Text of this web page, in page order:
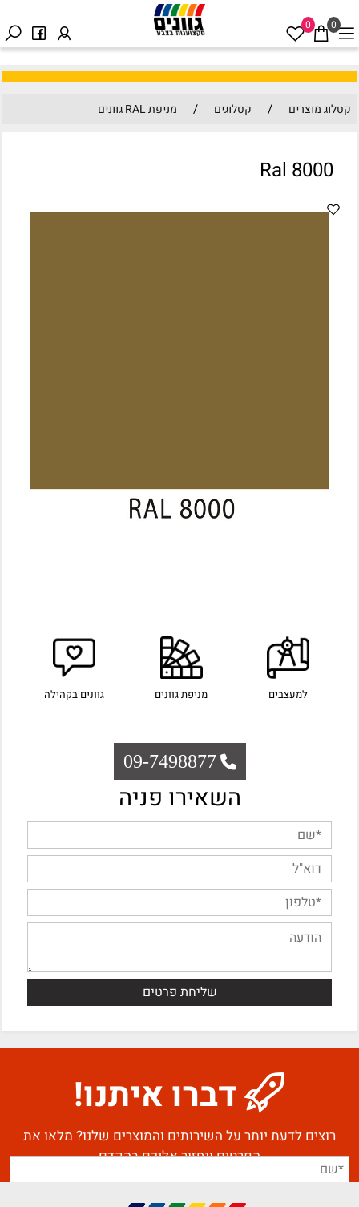
0
0
קטלוג מוצרים / קטלוגים / מניפת RAL גוונים
Ral 8000
למעצבים מניפת גוונים גוונים בקהילה
09-7498877
השאירו פניה
דברו איתנו!
רוצים לדעת יותר על השירותים והמוצרים שלנו? מלאו את
הפרטים ונחזור אליכם בהקדם